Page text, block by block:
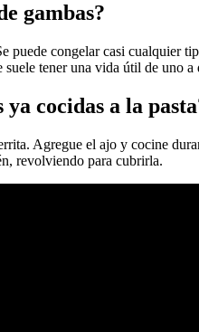
gambas?
puede congelar casi cualquier
tener una vida útil de uno a
ya cocidas a la
Agregue el ajo y cocine
revolviendo para cubrirla.